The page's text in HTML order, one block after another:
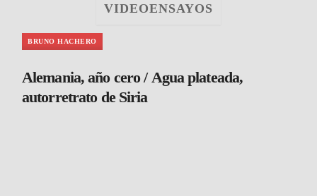
VIDEOENSAYOS
BRUNO HACHERO
Alemania, año cero / Agua plateada,
autorretrato de Siria